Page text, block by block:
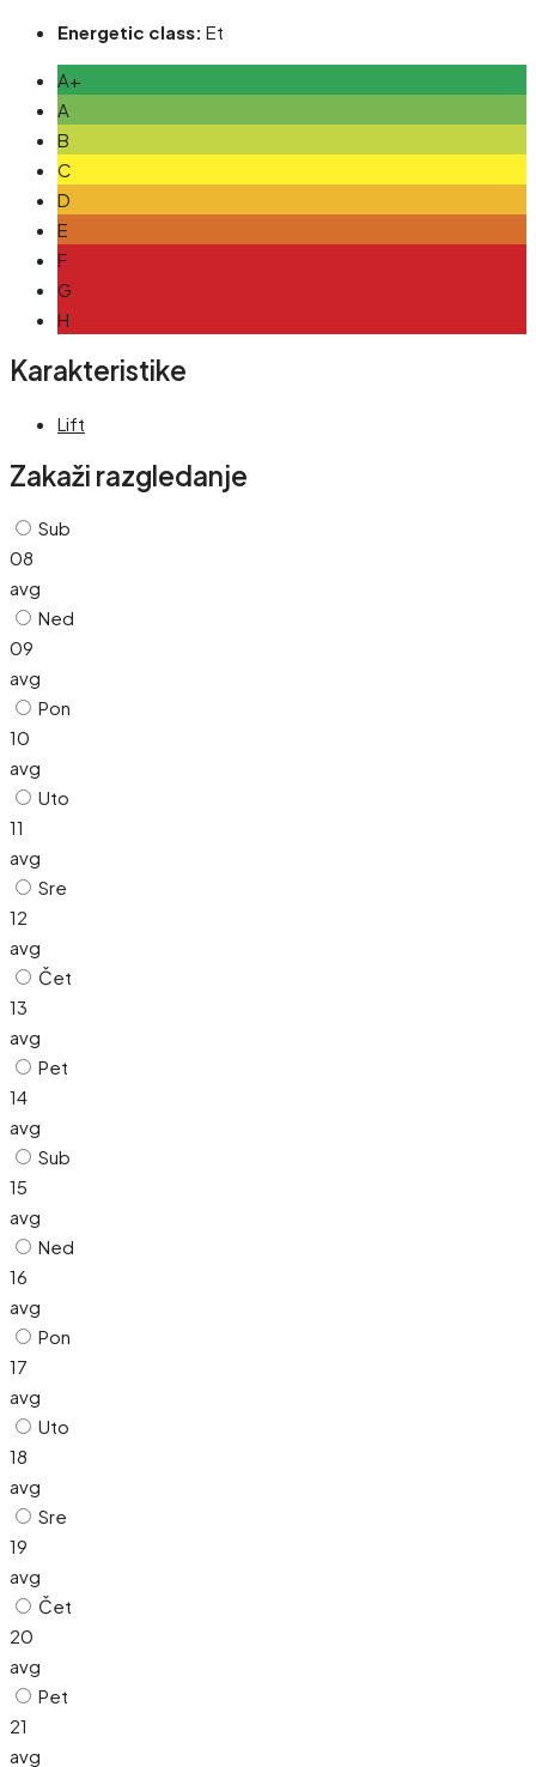
Energetic class: Et
A+
A
B
C
D
E
F
G
H
Karakteristike
Lift
Zakaži razgledanje
Sub
08
avg
Ned
09
avg
Pon
10
avg
Uto
11
avg
Sre
12
avg
Čet
13
avg
Pet
14
avg
Sub
15
avg
Ned
16
avg
Pon
17
avg
Uto
18
avg
Sre
19
avg
Čet
20
avg
Pet
21
avg